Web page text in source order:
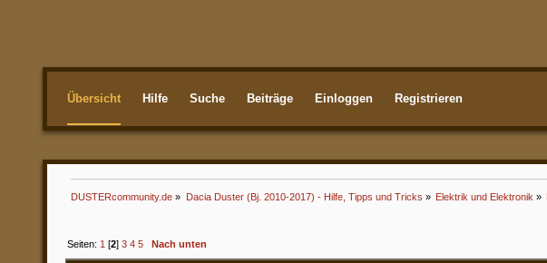
Übersicht Hilfe Suche Beiträge Einloggen Registrieren
DUSTERcommunity.de » Dacia Duster (Bj. 2010-2017) - Hilfe, Tipps und Tricks » Elektrik und Elektronik»
Seiten: 1 [2]3 4 5 Nach unten